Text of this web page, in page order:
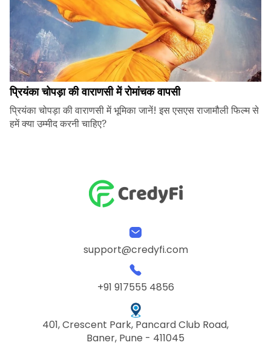
प्रियंका चोपड़ा की वाराणसी में रोमांचक वापसी
प्रियंका चोपड़ा की वाराणसी में भूमिका जानें! इस एसएस राजामौली फिल्म से
हमें क्या उम्मीद करनी चाहिए?
support@credyfi.com
+91 917555 4856
401, Crescent Park, Pancard Club Road,
Baner, Pune - 411045